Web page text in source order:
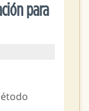
para